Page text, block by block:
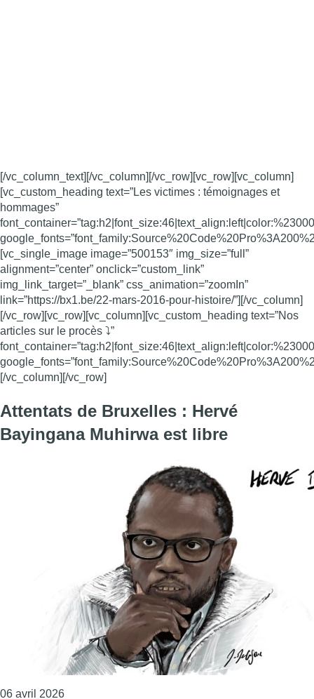
[/vc_column_text][/vc_column][/vc_row][vc_row][vc_column]
[vc_custom_heading text=”Les victimes : témoignages et
hommages”
[vc_single_image image=”500153″ img_size=”full”
alignment=”center” onclick=”custom_link”
img_link_target=”_blank” css_animation=”zoomIn”
link=”https://bx1.be/22-mars-2016-pour-histoire/”][/vc_column]
[/vc_row][vc_row][vc_column][vc_custom_heading text=”Nos
articles sur le procès ⤵️”
[/vc_column][/vc_row]
Attentats de Bruxelles : Hervé
Bayingana Muhirwa est libre
06 avril 2026Consulter l'article "Attentats de Bruxelles : Hervé